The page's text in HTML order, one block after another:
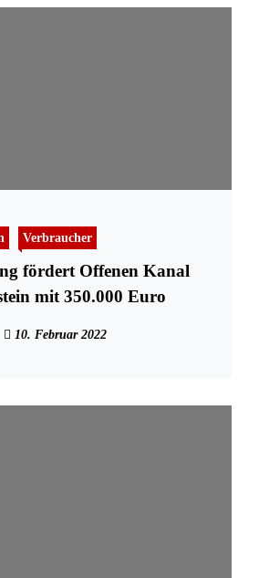
Verbraucher
fördert Offenen Kanal
mit 350.000 Euro
10. Februar 2022